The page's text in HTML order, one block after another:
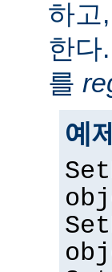
하고
한다
를
예